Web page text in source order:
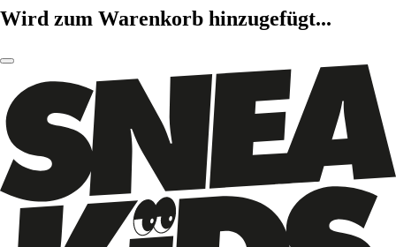
Wird zum Warenkorb hinzugefügt...